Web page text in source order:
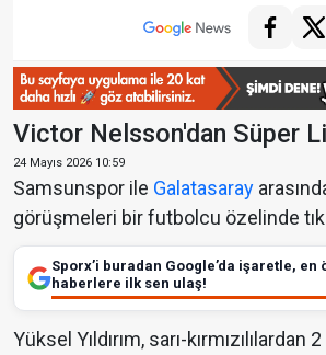
Victor Nelsson'dan Süper
24 Mayıs 2026 10:59
Samsunspor ile Galatasaray
görüşmeleri bir futbolcu özelinde
Sporx’i buradan Google’da işaretle, en
haberlere ilk sen ulaş!
Yüksel Yıldırım, sarı-kırmızılılardan